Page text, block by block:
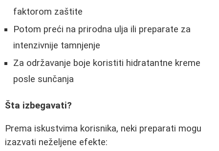
faktorom zaštite
Potom preći na prirodna ulja ili preparate za
intenzivnije tamnjenje
Za održavanje boje koristiti hidratantne kreme
posle sunčanja
Šta izbegavati?
Prema iskustvima korisnika, neki preparati mogu
izazvati neželjene efekte: